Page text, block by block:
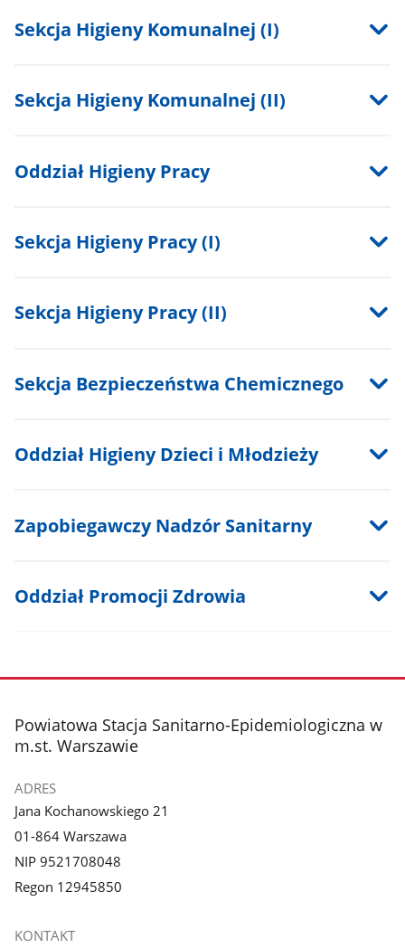
Sekcja Higieny Komunalnej (I)
Sekcja Higieny Komunalnej (II)
Oddział Higieny Pracy
Sekcja Higieny Pracy (I)
Sekcja Higieny Pracy (II)
Sekcja Bezpieczeństwa Chemicznego
Oddział Higieny Dzieci i Młodzieży
Zapobiegawczy Nadzór Sanitarny
Oddział Promocji Zdrowia
stopka
Powiatowa Stacja Sanitarno-Epidemiologiczna w
m.st. Warszawie
ADRES
Jana Kochanowskiego 21
01-864 Warszawa
NIP 9521708048
Regon 12945850
KONTAKT